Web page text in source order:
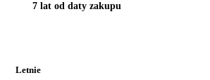
7 lat od daty zakupu
Letnie